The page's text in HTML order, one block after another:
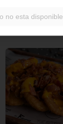
no esta disponible